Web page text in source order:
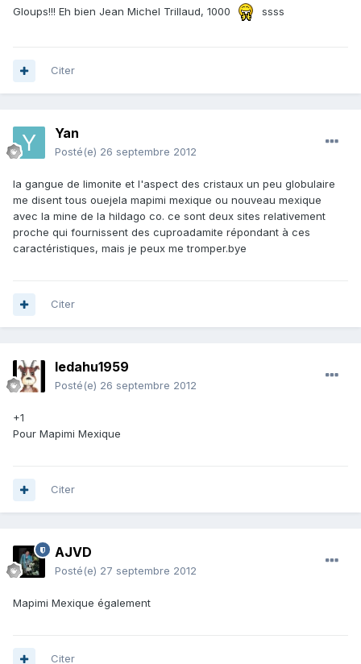
Gloups!!! Eh bien Jean Michel Trillaud, 1000 ssss
Citer
Yan
Posté(e) 26 septembre 2012
la gangue de limonite et l'aspect des cristaux un peu globulaire
me disent tous ouejela mapimi mexique ou nouveau mexique
avec la mine de la hildago co. ce sont deux sites relativement
proche qui fournissent des cuproadamite répondant à ces
caractéristiques, mais je peux me tromper.bye
Citer
ledahu1959
Posté(e) 26 septembre 2012
+1
Pour Mapimi Mexique
Citer
AJVD
Posté(e) 27 septembre 2012
Mapimi Mexique également
Citer